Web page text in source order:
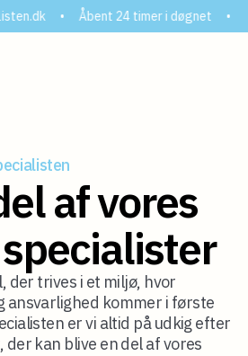
• Åbent 24 timer i døgnet
af vores
der trives i et miljø, hvor
ansvarlighed kommer i første
er vi altid på udkig efter
kan blive en del af vores